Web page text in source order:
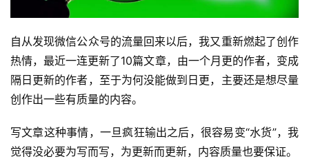
自从发现微信公众号的流量回来以后，我又重新燃起了创作
热情，最近一连更新了10篇文章，由一个月更的作者，变成
隔日更新的作者，至于为何没能做到日更，主要还是想尽量
创作出一些有质量的内容。
写文章这种事情，一旦疯狂输出之后，很容易变“水货”，我
觉得没必要为写而写，为更新而更新，内容质量也要保证。